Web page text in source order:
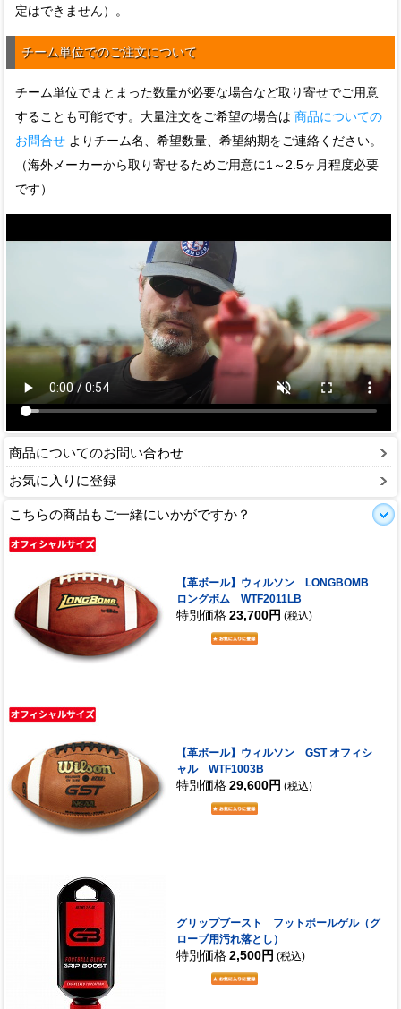
定はできません）。
チーム単位でのご注文について
チーム単位でまとまった数量が必要な場合など取り寄せでご用意
することも可能です。大量注文をご希望の場合は商品についての
お問合せ よりチーム名、希望数量、希望納期をご連絡ください。
（海外メーカーから取り寄せるためご用意に1～2.5ヶ月程度必要
です）
商品についてのお問い合わせ
お気に入りに登録
こちらの商品もご一緒にいかがですか？
【革ボール】ウィルソン LONGBOMB
ロングボム WTF2011LB
特別価格 23,700円 (税込)
【革ボール】ウィルソン GST オフィシ
ャル WTF1003B
特別価格 29,600円 (税込)
グリップブースト フットボールゲル（グ
ローブ用汚れ落とし）
特別価格 2,500円 (税込)